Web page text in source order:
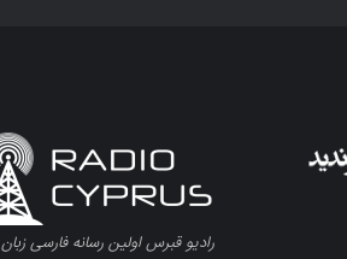
رادیو قبرس اولین رسانه فارسی زبان